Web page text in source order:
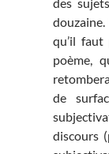
qu’il faut
poème,
de
discours